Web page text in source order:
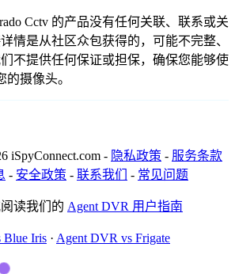
Cctv 的产品没有任何关联、联系或关
情是从社区众包获得的，可能不完整、
不提供任何保证或担保，确保您能够使
摄像头。
iSpyConnect.com - 隐私政策 - 服务条款
- 安全政策 - 联系我们 - 常见问题
读我们的 Agent DVR 用户指南
Blue Iris · Agent DVR vs Frigate